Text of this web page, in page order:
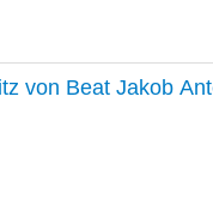
von Beat Jakob